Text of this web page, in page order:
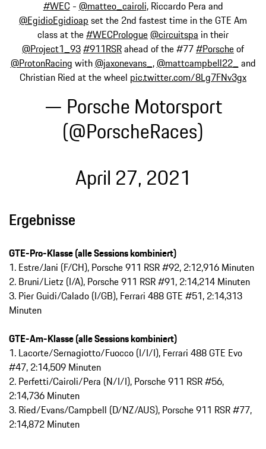
#WEC- @matteo_cairoli, Riccardo Pera and
@EgidioEgidioap set the 2nd fastest time in the GTE Am
class at the#WECPrologue@circuitspa in their
@Project1_93#911RSRahead of the #77#Porscheof
@ProtonRacing with@jaxonevans_,@mattcampbell22_and
Christian Ried at the wheel pic.twitter.com/8Lg7FNv3gx
— Porsche Motorsport
(@PorscheRaces)
April 27, 2021
Ergebnisse
GTE-Pro-Klasse (alle Sessions kombiniert)
1. Estre/Jani (F/CH), Porsche 911 RSR #92, 2:12,916 Minuten
2. Bruni/Lietz (I/A), Porsche 911 RSR #91, 2:14,214 Minuten
3. Pier Guidi/Calado (I/GB), Ferrari 488 GTE #51, 2:14,313
Minuten
GTE-Am-Klasse (alle Sessions kombiniert)
1. Lacorte/Sernagiotto/Fuocco (I/I/I), Ferrari 488 GTE Evo
#47, 2:14,509 Minuten
2. Perfetti/Cairoli/Pera (N/I/I), Porsche 911 RSR #56,
2:14,736 Minuten
3. Ried/Evans/Campbell (D/NZ/AUS), Porsche 911 RSR #77,
2:14,872 Minuten